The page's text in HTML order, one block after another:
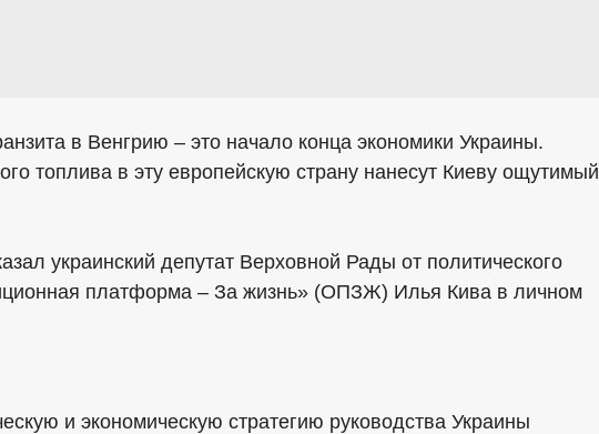
в Венгрию – это начало конца экономики Украины.
топлива в эту европейскую страну нанесут Киеву ощутимый
украинский депутат Верховной Рады от политического
платформа – За жизнь» (ОПЗЖ) Илья Кива в личном
и экономическую стратегию руководства Украины